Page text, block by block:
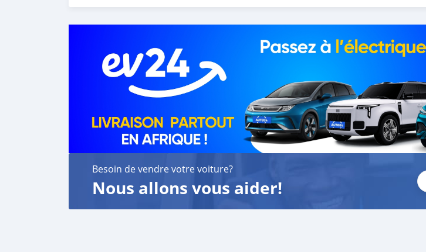
Besoin de vendre votre voiture?
Nous allons vous aider!